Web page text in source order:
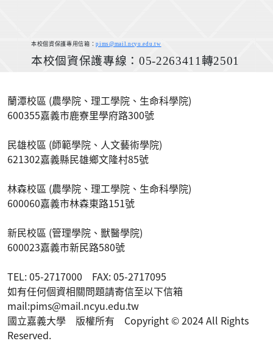
本校個資保護專用信箱：pims@mail.ncyu.edu.tw
本校個資保護專線：05-2263411轉2501
蘭潭校區 (農學院、理工學院、生命科學院)
600355嘉義市鹿寮里學府路300號
民雄校區 (師範學院、人文藝術學院)
621302嘉義縣民雄鄉文隆村85號
林森校區 (農學院、理工學院、生命科學院)
600060嘉義市林森東路151號
新民校區 (管理學院、獸醫學院)
600023嘉義市新民路580號
TEL: 05-2717000 FAX: 05-2717095
如有任何個資相關問題請寄信至以下信箱
mail:pims@mail.ncyu.edu.tw
國立嘉義大學 版權所有 Copyright © 2024 All Rights
Reserved.